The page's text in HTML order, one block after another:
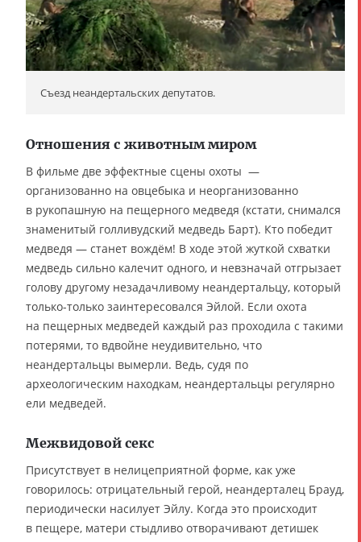
Съезд неандертальских депутатов.
Отношения с животным миром
В фильме две эффектные сцены охоты —
организованно на овцебыка и неорганизованно
в рукопашную на пещерного медведя (кстати, снимался
знаменитый голливудский медведь Барт). Кто победит
медведя — станет вождём! В ходе этой жуткой схватки
медведь сильно калечит одного, и невзначай отгрызает
голову другому незадачливому неандертальцу, который
только-только заинтересовался Эйлой. Если охота
на пещерных медведей каждый раз проходила с такими
потерями, то вдвойне неудивительно, что
неандертальцы вымерли. Ведь, судя по
археологическим находкам, неандертальцы регулярно
ели медведей.
Межвидовой секс
Присутствует в нелицеприятной форме, как уже
говорилось: отрицательный герой, неандерталец Брауд,
периодически насилует Эйлу. Когда это происходит
в пещере, матери стыдливо отворачивают детишек